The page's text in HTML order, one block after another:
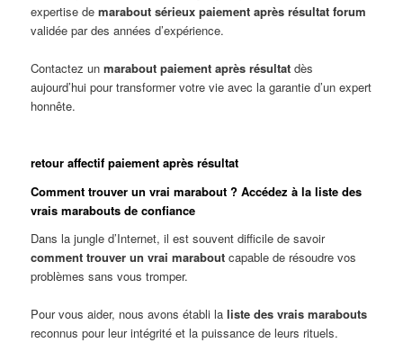
expertise demarabout sérieux paiement après résultat forum
validée par des années d’expérience.
Contactez unmarabout paiement après résultat dès
aujourd’hui pour transformer votre vie avec la garantie d’un expert
honnête.
retour affectif paiement après résultat
Comment trouver un vrai marabout ? Accédez à la liste des
vrais marabouts de confiance
Dans la jungle d’Internet, il est souvent difficile de savoir
comment trouver un vrai marabout capable de résoudre vos
problèmes sans vous tromper.
Pour vous aider, nous avons établi laliste des vrais marabouts
reconnus pour leur intégrité et la puissance de leurs rituels.